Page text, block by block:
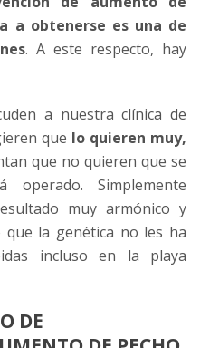
a obtenerse es una de
. A este respecto, hay
a nuestraclínica de
que lo quieren muy,
que no quieren que se
Simplemente
muy armónico y
la genética no les ha
incluso en la playa
DE